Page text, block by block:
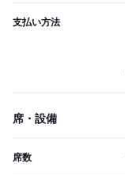
支払い方法
席・設備
席数